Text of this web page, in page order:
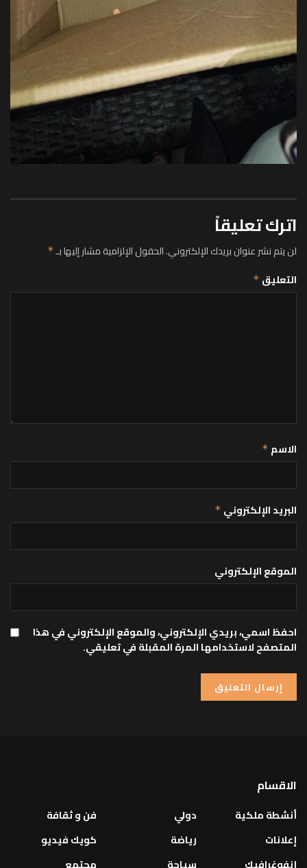
اترك تعليقاً
لن يتم نشر عنوان بريدك الإلكتروني.الحقول الإلزامية مشار إليها بـ*
التعليق *
الاسم *
البريد الإلكتروني *
الموقع الإلكتروني
احفظ اسمي، بريدي الإلكتروني، والموقع الإلكتروني في هذا
المتصفح لاستخدامها المرة المقبلة في تعليقي.
الاقسام
أنشطة ملكية
إعلانات
دولي
رياضة
فن و ثقافة
كويك فيديو